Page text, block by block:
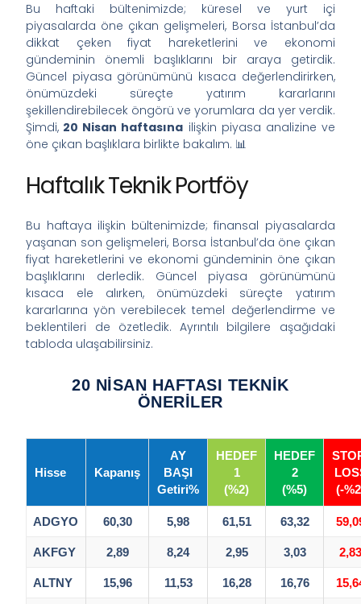
Bu haftaki bültenimizde; küresel ve yurt içi
piyasalarda öne çıkan gelişmeleri, Borsa İstanbul’da
dikkat çeken fiyat hareketlerini ve ekonomi
gündeminin önemli başlıklarını bir araya getirdik.
Güncel piyasa görünümünü kısaca değerlendirirken,
önümüzdeki süreçte yatırım kararlarını
şekillendirebilecek öngörü ve yorumlara da yer verdik.
Şimdi, 20 Nisan haftasına ilişkin piyasa analizine ve
öne çıkan başlıklara birlikte bakalım. 📊
Haftalık Teknik Portföy
Bu haftaya ilişkin bültenimizde; finansal piyasalarda
yaşanan son gelişmeleri, Borsa İstanbul’da öne çıkan
fiyat hareketlerini ve ekonomi gündeminin öne çıkan
başlıklarını derledik. Güncel piyasa görünümünü
kısaca ele alırken, önümüzdeki süreçte yatırım
kararlarına yön verebilecek temel değerlendirme ve
beklentileri de özetledik. Ayrıntılı bilgilere aşağıdaki
tabloda ulaşabilirsiniz.
20 NİSAN HAFTASI TEKNİK
ÖNERİLER
Hisse Kapanış
AY
BAŞI
Getiri%
HEDEF
1
(%2)
HEDEF
2
(%5)
(-
ADGYO 60,30 5,98 61,51 63,32
AKFGY 2,89 8,24 2,95 3,03
ALTNY 15,96 11,53 16,28 16,76